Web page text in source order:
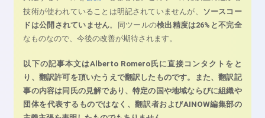
技術が使われていることは明記されていませんが、 ソースコー
ドは公開されていません。同ツールの検出精度は26%と不完全
なものなので、今後の改善が期待されます。
以下の記事本文はAlberto Romero氏に直接コンタクトをと
り、翻訳許可を頂いたうえで翻訳したものです。また、翻訳記
事の内容は同氏の見解であり、特定の国や地域ならびに組織や
団体を代表するものではなく、翻訳者およびAINOW編集部の